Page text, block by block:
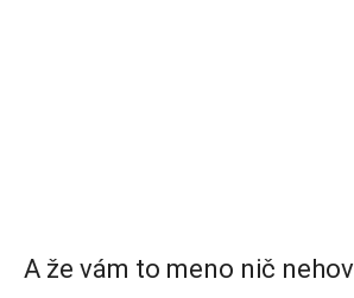
A že vám to meno nič